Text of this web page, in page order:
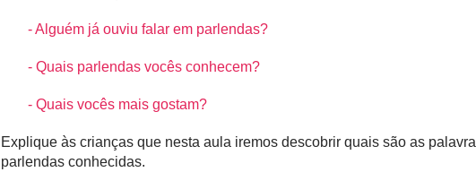
- Alguém já ouviu falar em parlendas?
- Quais parlendas vocês conhecem?
- Quais vocês mais gostam?
Explique às crianças que nesta aula iremos descobrir quais são as
parlendas conhecidas.